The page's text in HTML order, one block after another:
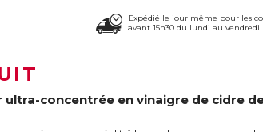
Expédié le jour même pour les
avant 15h30 du lundi au vendredi
ultra-concentrée en vinaigre de cidre